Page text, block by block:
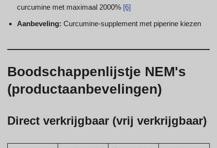
curcumine met maximaal 2000% [6]
Aanbeveling: Curcumine-supplement met piperine kiezen
Boodschappenlijstje NEM's
(productaanbevelingen)
Direct verkrijgbaar (vrij verkrijgbaar)